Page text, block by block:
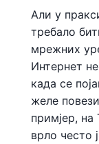
Али у
требало
мрежних
Интернет
када се
желе
примјер,
врло често